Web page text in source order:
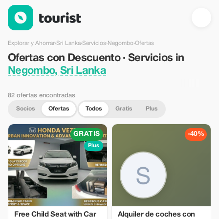
Ofertas con Descuento · Servicios in Negombo, Sri Lanka —
Explorar y Ahorrar›Sri Lanka›Servicios›Negombo›Ofertas
Ofertas con Descuento · Servicios in
Negombo, Sri Lanka
82 ofertas encontradas
Socios Ofertas Todos Gratis Plus
GRATIS
Plus
Free Child Seat with Car
-40%
Alquiler de coches con